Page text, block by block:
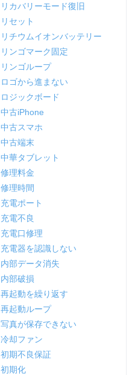
リカバリーモード復旧
リセット
リチウムイオンバッテリー
リンゴマーク固定
リンゴループ
ロゴから進まない
ロジックボード
中古iPhone
中古スマホ
中古端末
中華タブレット
修理料金
修理時間
充電ポート
充電不良
充電口修理
充電器を認識しない
内部データ消失
内部破損
再起動を繰り返す
再起動ループ
写真が保存できない
冷却ファン
初期不良保証
初期化